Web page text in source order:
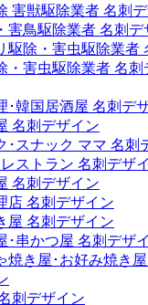
害獣駆除業者 名刺
害鳥駆除業者 名刺デ
駆除・害虫駆除業者
・害虫駆除業者 名刺
･韓国居酒屋 名刺デ
名刺デザイン
･スナック ママ 名刺
ストラン 名刺デザ
名刺デザイン
店 名刺デザイン
屋 名刺デザイン
･串かつ屋 名刺デザ
焼き屋･お好み焼き
刺デザイン